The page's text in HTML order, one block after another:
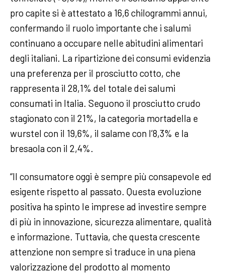
pro capite si è attestato a 16,6 chilogrammi annui,
confermando il ruolo importante che i salumi
continuano a occupare nelle abitudini alimentari
degli italiani. La ripartizione dei consumi evidenzia
una preferenza per il prosciutto cotto, che
rappresenta il 28,1% del totale dei salumi
consumati in Italia. Seguono il prosciutto crudo
stagionato con il 21%, la categoria mortadella e
wurstel con il 19,6%, il salame con l’8,3% e la
bresaola con il 2,4%.
“Il consumatore oggi è sempre più consapevole ed
esigente rispetto al passato. Questa evoluzione
positiva ha spinto le imprese ad investire sempre
di più in innovazione, sicurezza alimentare, qualità
e informazione. Tuttavia, che questa crescente
attenzione non sempre si traduce in una piena
valorizzazione del prodotto al momento